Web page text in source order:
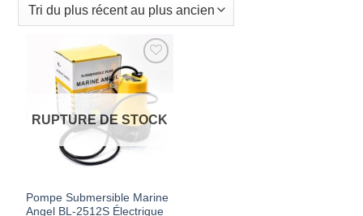
AJOUTER
À MES
FAVORIS
RUPTURE DE STOCK
Pompe Submersible Marine
Angel BL-2512S Électrique